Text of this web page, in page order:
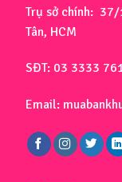
Trụ sở chính: 37/
Tân, HCM
SĐT: 03 3333
Email: